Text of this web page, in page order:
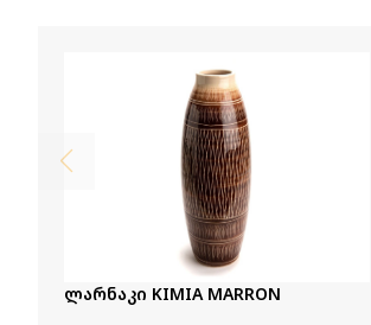
ლარნაკი KIMIA MARRON